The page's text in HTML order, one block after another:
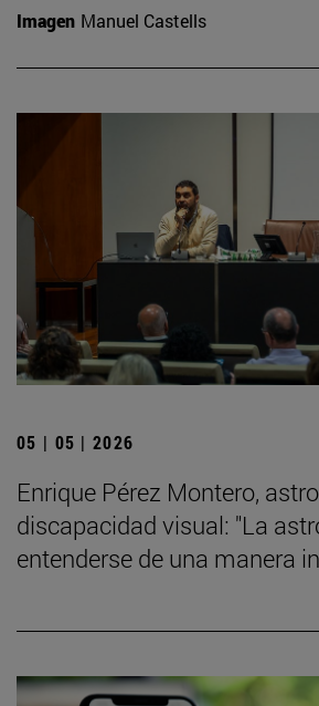
Imagen Manuel Castells
05 | 05 | 2026
Enrique Pérez Montero,
discapacidad visual: "La
entenderse de una manera